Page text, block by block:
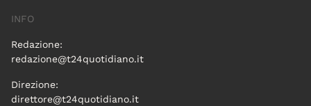
INFO
Redazione:
redazione@t24quotidiano.it
Direzione:
direttore@t24quotidiano.it